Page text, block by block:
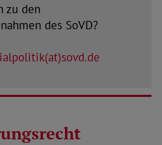
zu den
des SoVD?